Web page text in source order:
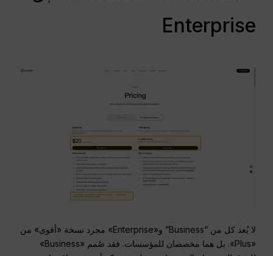
Enterprise
لا يُعد كل من “Business” و«Enterprise» مجرد نسخة «أقوى» من
«Plus». بل هما مخصصان للمؤسسات. فقد صُمم «Business»